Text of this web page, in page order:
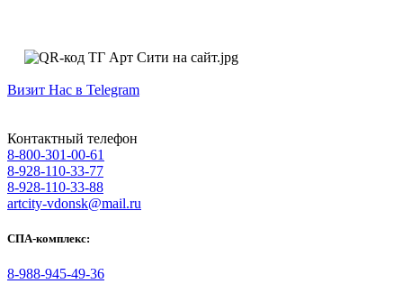
Визит Нас в Telegram
Контактный телефон
8-800-301-00-61
8-928-110-33-77
8-928-110-33-88
artcity-vdonsk@mail.ru
СПА-комплекс:
8-988-945-49-36